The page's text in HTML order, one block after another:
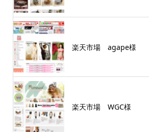
楽天市場 agape様
楽天市場 WGC様